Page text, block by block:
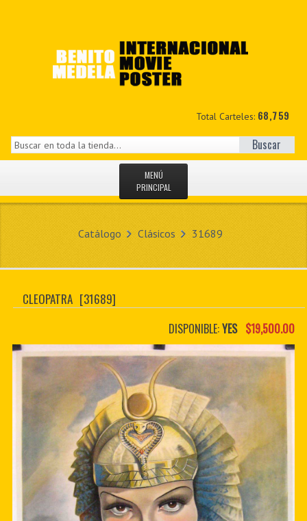
Total Carteles: 68,759
Buscar
MENÚ
PRINCIPAL
MIS DATOS
PDF BOOKS
CUSTOM PDF
Catálogo Clásicos 31689
CLEOPATRA [31689]
DISPONIBLE:YES $19,500.00